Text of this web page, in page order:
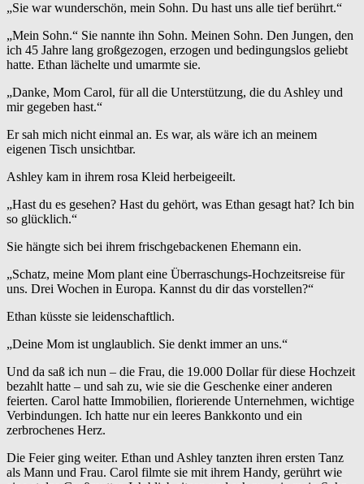
„Sie war wunderschön, mein Sohn. Du hast uns alle tief berührt.“
„Mein Sohn.“ Sie nannte ihn Sohn. Meinen Sohn. Den Jungen, den
ich 45 Jahre lang großgezogen, erzogen und bedingungslos geliebt
hatte. Ethan lächelte und umarmte sie.
„Danke, Mom Carol, für all die Unterstützung, die du Ashley und
mir gegeben hast.“
Er sah mich nicht einmal an. Es war, als wäre ich an meinem
eigenen Tisch unsichtbar.
Ashley kam in ihrem rosa Kleid herbeigeeilt.
„Hast du es gesehen? Hast du gehört, was Ethan gesagt hat? Ich bin
so glücklich.“
Sie hängte sich bei ihrem frischgebackenen Ehemann ein.
„Schatz, meine Mom plant eine Überraschungs-Hochzeitsreise für
uns. Drei Wochen in Europa. Kannst du dir das vorstellen?“
Ethan küsste sie leidenschaftlich.
„Deine Mom ist unglaublich. Sie denkt immer an uns.“
Und da saß ich nun – die Frau, die 19.000 Dollar für diese Hochzeit
bezahlt hatte – und sah zu, wie sie die Geschenke einer anderen
feierten. Carol hatte Immobilien, florierende Unternehmen, wichtige
Verbindungen. Ich hatte nur ein leeres Bankkonto und ein
zerbrochenes Herz.
Die Feier ging weiter. Ethan und Ashley tanzten ihren ersten Tanz
als Mann und Frau. Carol filmte sie mit ihrem Handy, gerührt wie